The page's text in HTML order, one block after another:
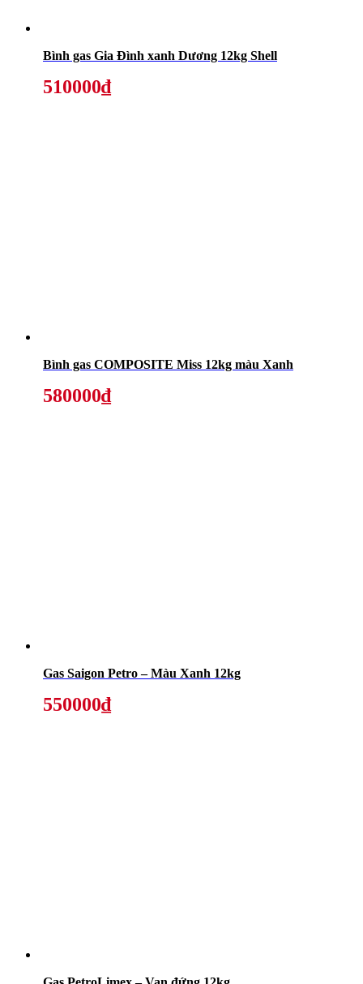
Bình gas Gia Đình xanh Dương 12kg Shell
510000₫
Bình gas COMPOSITE Miss 12kg màu Xanh
580000₫
Gas Saigon Petro – Màu Xanh 12kg
550000₫